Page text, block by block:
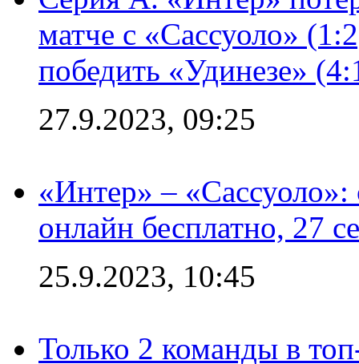
матче с «Сассуоло»
победить «Удинезе»
27.9.2023, 09:25
«Интер» –
онлайн бесплатно, 27
25.9.2023, 10:45
Только 2 команды в